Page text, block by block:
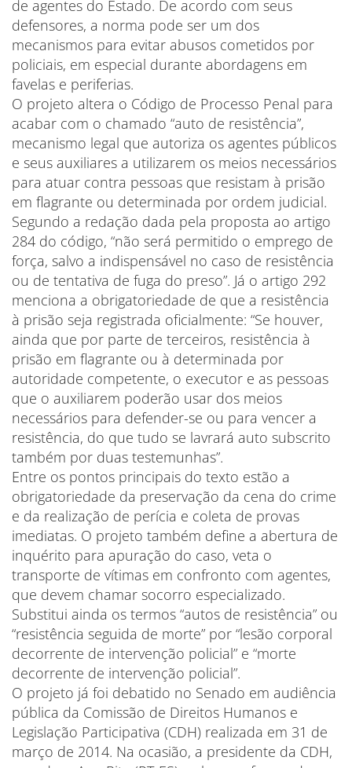
de agentes do Estado. De acordo com seus
defensores, a norma pode ser um dos
mecanismos para evitar abusos cometidos por
policiais, em especial durante abordagens em
favelas e periferias.
O projeto altera o Código de Processo Penal para
acabar com o chamado “auto de resistência”,
mecanismo legal que autoriza os agentes públicos
e seus auxiliares a utilizarem os meios necessários
para atuar contra pessoas que resistam à prisão
em flagrante ou determinada por ordem judicial.
Segundo a redação dada pela proposta ao artigo
284 do código, “não será permitido o emprego de
força, salvo a indispensável no caso de resistência
ou de tentativa de fuga do preso”. Já o artigo 292
menciona a obrigatoriedade de que a resistência
à prisão seja registrada oficialmente: “Se houver,
ainda que por parte de terceiros, resistência à
prisão em flagrante ou à determinada por
autoridade competente, o executor e as pessoas
que o auxiliarem poderão usar dos meios
necessários para defender-se ou para vencer a
resistência, do que tudo se lavrará auto subscrito
também por duas testemunhas”.
Entre os pontos principais do texto estão a
obrigatoriedade da preservação da cena do crime
e da realização de perícia e coleta de provas
imediatas. O projeto também define a abertura de
inquérito para apuração do caso, veta o
transporte de vítimas em confronto com agentes,
que devem chamar socorro especializado.
Substitui ainda os termos “autos de resistência” ou
“resistência seguida de morte” por “lesão corporal
decorrente de intervenção policial” e “morte
decorrente de intervenção policial”.
O projeto já foi debatido no Senado em audiência
pública da Comissão de Direitos Humanos e
Legislação Participativa (CDH) realizada em 31 de
março de 2014. Na ocasião, a presidente da CDH,